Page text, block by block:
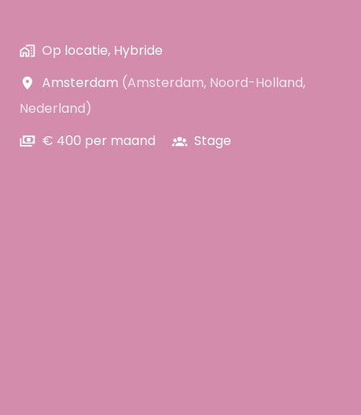
Op locatie, Hybride
Amsterdam (Amsterdam, Noord-Holland,
Nederland)
€ 400 per maand
Stage